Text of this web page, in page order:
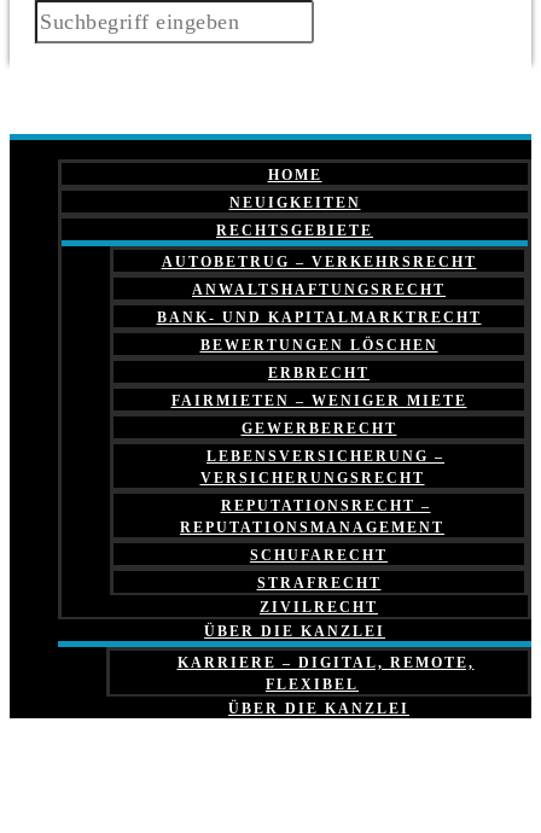
HOME
NEUIGKEITEN
RECHTSGEBIETE
AUTOBETRUG – VERKEHRSRECHT
ANWALTSHAFTUNGSRECHT
BANK- UND KAPITALMARKTRECHT
BEWERTUNGEN LÖSCHEN
ERBRECHT
FAIRMIETEN – WENIGER MIETE
GEWERBERECHT
LEBENSVERSICHERUNG –
VERSICHERUNGSRECHT
REPUTATIONSRECHT –
REPUTATIONSMANAGEMENT
SCHUFARECHT
STRAFRECHT
ZIVILRECHT
ÜBER DIE KANZLEI
KARRIERE – DIGITAL, REMOTE,
FLEXIBEL
ÜBER DIE KANZLEI